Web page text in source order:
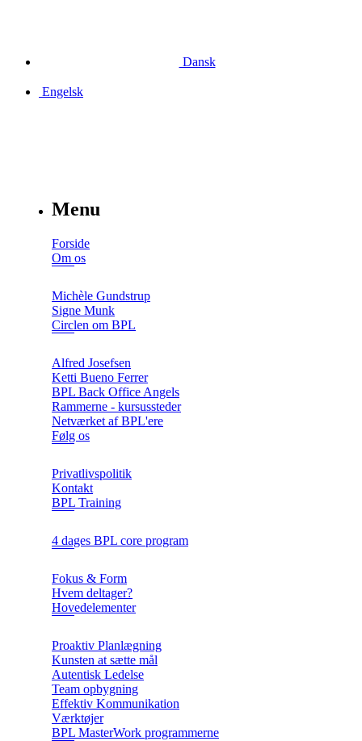
Dansk
Engelsk
Menu
Forside
Om os
Michèle Gundstrup
Signe Munk
Circlen om BPL
Alfred Josefsen
Ketti Bueno Ferrer
BPL Back Office Angels
Rammerne - kursussteder
Netværket af BPL'ere
Følg os
Privatlivspolitik
Kontakt
BPL Training
4 dages BPL core program
Fokus & Form
Hvem deltager?
Hovedelementer
Proaktiv Planlægning
Kunsten at sætte mål
Autentisk Ledelse
Team opbygning
Effektiv Kommunikation
Værktøjer
BPL MasterWork programmerne